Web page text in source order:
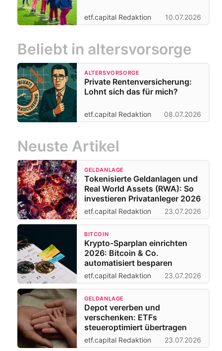
etf.capital Redaktion 10.07.2026
Beliebt in altersvorsorge
ALTERSVORSORGE
Private Rentenversicherung:
Lohnt sich das für mich?
etf.capital Redaktion 08.07.2026
Neuste Artikel
GELDANLAGE
Tokenisierte Geldanlagen und
Real World Assets (RWA): So
investieren Privatanleger 2026
etf.capital Redaktion 23.07.2026
BITCOIN
Krypto-Sparplan einrichten
2026: Bitcoin & Co.
automatisiert besparen
etf.capital Redaktion 23.07.2026
GELDANLAGE
Depot vererben und
verschenken: ETFs
steueroptimiert übertragen
etf.capital Redaktion 23.07.2026